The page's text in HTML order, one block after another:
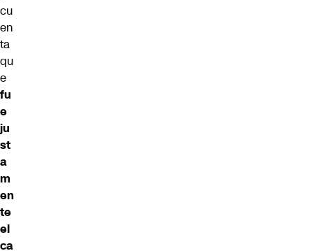
cu
en
ta
qu
e
fu
e
ju
st
a
m
en
te
el
ca